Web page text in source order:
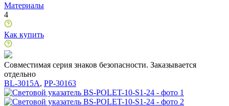
Материалы
4
Как купить
Совместимая серия знаков безопасности. Заказывается
отдельно
BL-3015A, PP-30163